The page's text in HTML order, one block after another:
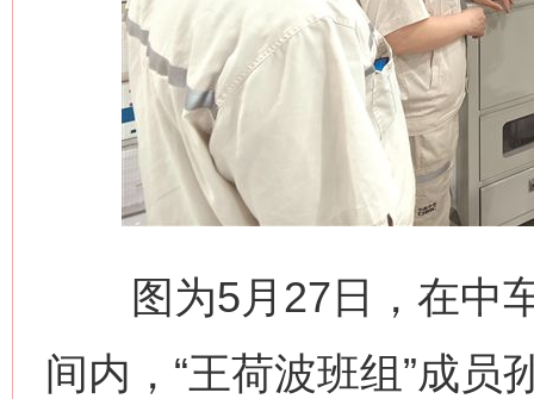
图为5月27日，在中车
间内，“王荷波班组”成